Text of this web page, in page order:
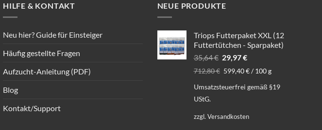
HILFE & KONTAKT
Neu hier? Guide für Einsteiger
Häufig gestellte Fragen
Aufzucht-Anleitung (PDF)
Blog
Kontakt/Support
NEUE PRODUKTE
Triops Futterpaket XXL (12
Futtertütchen - Sparpaket)
35,64€ Ursprünglicher
Preis
war:
35,64 €
29,97€Aktueller
Preis
29,97 €.
712,80€ 599,40€/ 100g
Umsatzsteuerfrei gemäß §19
UStG.
zzgl. Versandkosten